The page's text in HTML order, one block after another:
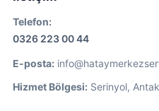
Telefon:
0326 223 00 44
E-posta:
Hizmet Bölgesi: Serinyol,